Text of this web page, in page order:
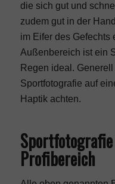
die sich gut und
zudem gut in der
im Eifer des Gefechts
Außenbereich ist ein
Regen ideal.
Sportfotografie auf
Haptik achten.
Profibereich